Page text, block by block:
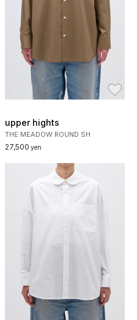
お気に入り
upper hights
THE MEADOW ROUND SH
27,500 yen